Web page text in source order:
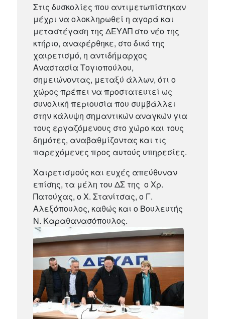
Στις δυσκολίες που αντιμετωπίστηκαν
μέχρι να ολοκληρωθεί η αγορά και
μεταστέγαση της ΔΕΥΑΠ στο νέο της
κτήριο, αναφέρθηκε, στο δικό της
χαιρετισμό, η αντιδήμαρχος
Αναστασία Τογιοπούλου,
σημειώνοντας, μεταξύ άλλων, ότι ο
χώρος πρέπει να προστατευτεί ως
συνολική περιουσία που συμβάλλει
στην κάλυψη σημαντικών αναγκών για
τους εργαζόμενους στο χώρο και τους
δημότες, αναβαθμίζοντας και τις
παρεχόμενες προς αυτούς υπηρεσίες.
Χαιρετισμούς και ευχές απεύθυναν
επίσης, τα μέλη του ΔΣ της ο Χρ.
Πατούχας, ο Χ. Στανίτσας, ο Γ.
Αλεξόπουλος, καθώς και ο Βουλευτής
Ν. Καραθανασόπουλος.